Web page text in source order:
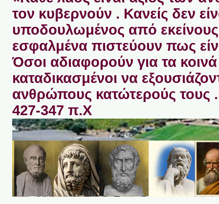
τον κυβερνούν . Κανείς δεν
υποδουλωμένος από
εσφαλμένα πιστεύουν πως
Όσοι αδιαφορούν για τα κοινά
καταδικασμένοι να
ανθρώπους κατώτερούς τους
427-347 π.Χ